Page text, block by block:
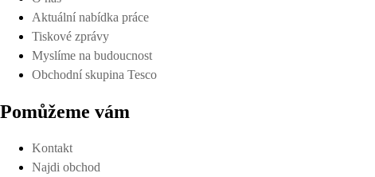
Aktuální nabídka práce
Tiskové zprávy
Myslíme na budoucnost
Obchodní skupina Tesco
Pomůžeme vám
Kontakt
Najdi obchod